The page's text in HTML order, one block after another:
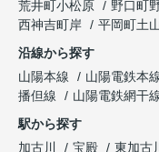
荒井町小松原
野口町
西神吉町岸
平岡町土
沿線から探す
山陽本線
山陽電鉄本
播但線
山陽電鉄網干
駅から探す
加古川
宝殿 東加古川